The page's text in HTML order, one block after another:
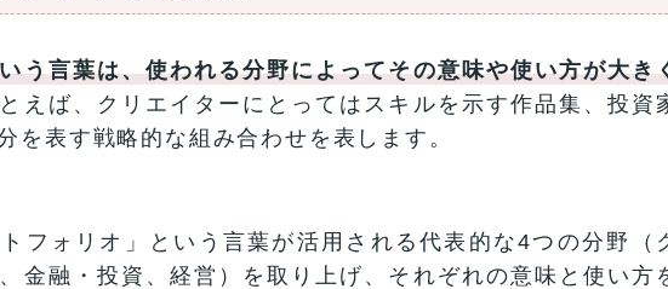
う言葉は、使われる分野によってその意味や使い方が大き
えば、クリエイターにとってはスキルを示す作品集、投資
を表す戦略的な組み合わせを表します。
フォリオ」という言葉が活用される代表的な4つの分野（
金融・投資、経営）を取り上げ、それぞれの意味と使い方